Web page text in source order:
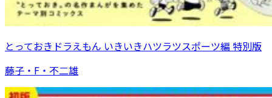
とっておきドラえもん いきいきハツラツスポーツ編 特別版
藤子・F・不二雄